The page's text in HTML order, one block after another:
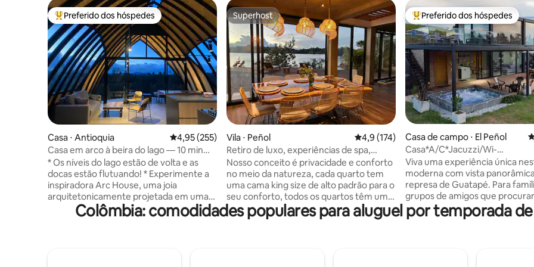
Entre os melhores preferidos dos hóspedes
Preferido dos hóspedes
Casa ⋅ Antioquia 4,95 de uma avaliação média de 5, 255 avaliações
4,95 (255)
Casa em arco à beira do lago — 10 min
até Guatapé, acesso ao lago
* Os níveis do lago estão de volta e as
docas estão flutuando! * Experimente a
inspiradora Arc House, uma joia
arquitetonicamente projetada em uma
baía privada, a apenas 10 minutos de
Guatape. Paredes de vidro, tetos de 20
Superhost
Superhost
Vila ⋅ Peñol 4,9 de uma avaliação média de 5, 174
4,9 (174)
Retiro de luxo, experiências de spa,
acesso ao lago
Nosso conceito é privacidade e conforto
no meio da natureza, cada quarto tem
uma cama king size de alto padrão para o
seu conforto, todos os quartos têm uma
vista direta para o lago, varanda e
banheiro privativo; a jacuzzi localizada no
Entre os melhores preferidos
Preferido dos hóspedes
Casa de campo ⋅ El Peñol
Casa*A/C*Jacuzzi/Wi-
Fi*Família*represa/Guatapé
Viva uma experiência única
moderna com vista
represa de Guatapé. Para
grupos de amigos que
descanso, conforto, com
moderno, amplos terraços e
particular. ✔ Brilhante e
Colômbia: comodidades populares para aluguel por temporada